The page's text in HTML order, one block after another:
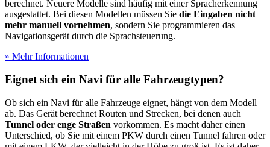
berechnet. Neuere Modelle sind häufig mit einer Spracherkennung
ausgestattet. Bei diesen Modellen müssen Sie die Eingaben nicht
mehr manuell vornehmen, sondern Sie programmieren das
Navigationsgerät durch die Sprachsteuerung.
» Mehr Informationen
Eignet sich ein Navi für alle Fahrzeugtypen?
Ob sich ein Navi für alle Fahrzeuge eignet, hängt von dem Modell
ab. Das Gerät berechnet Routen und Strecken, bei denen auch
Tunnel oder enge Straßen vorkommen. Es macht daher einen
Unterschied, ob Sie mit einem PKW durch einen Tunnel fahren oder